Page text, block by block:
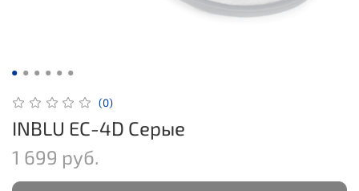
(0)
INBLU EC-4D Серые
1 699 руб.